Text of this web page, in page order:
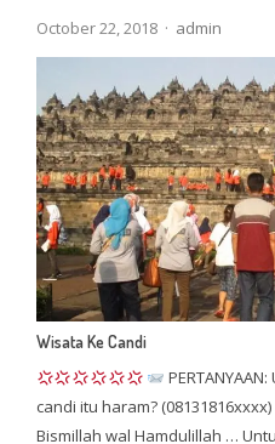
October 22, 2018
Author
admin
Wisata Ke Candi
candi itu haram? (08131816xxxx)
Bismillah wal Hamdulillah …